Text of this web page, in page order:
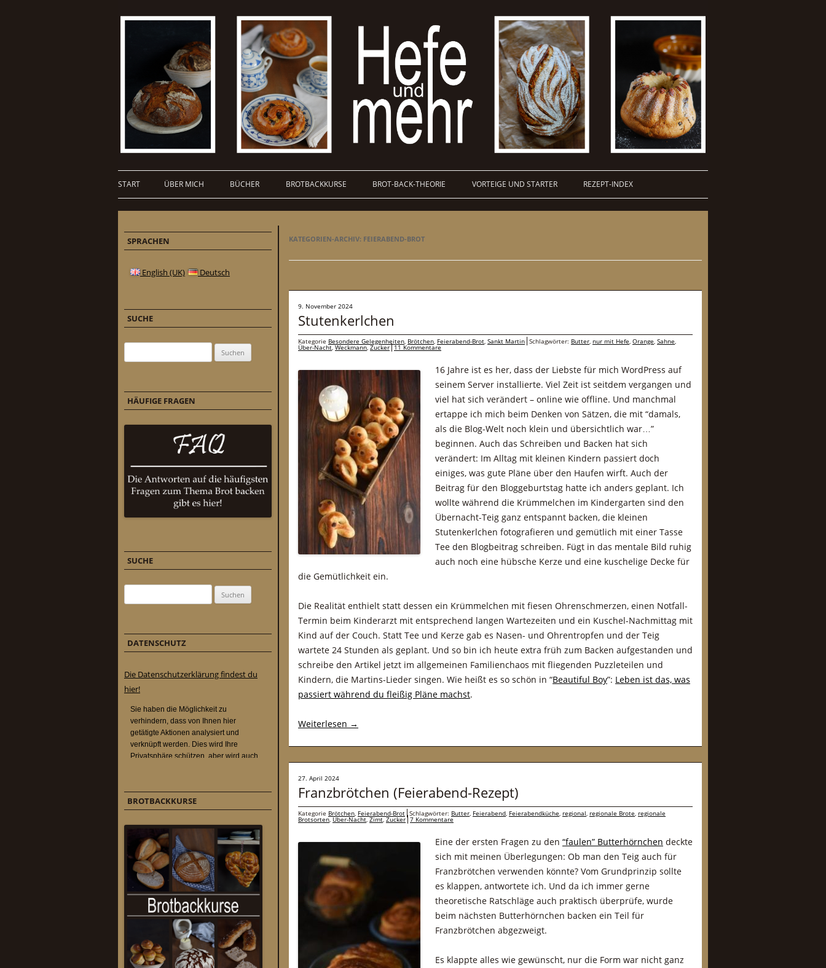
START ÜBER MICH BÜCHER BROTBACKKURSE BROT-BACK-THEORIE VORTEIGE UND STARTER REZEPT-INDEX
KATEGORIEN-ARCHIV: FEIERABEND-BROT
9. November 2024
Stutenkerlchen
Kategorie Besondere Gelegenheiten, Brötchen, Feierabend-Brot, Sankt Martin Schlagwörter: Butter, nur mit Hefe, Orange, Sahne,
Über-Nacht,Weckmann,Zucker 11 Kommentare
16 Jahre ist es her, dass der Liebste für mich WordPress auf
seinem Server installierte. Viel Zeit ist seitdem vergangen und
viel hat sich verändert – online wie offline. Und manchmal
ertappe ich mich beim Denken von Sätzen, die mit “damals,
als die Blog-Welt noch klein und übersichtlich war…”
beginnen. Auch das Schreiben und Backen hat sich
verändert: Im Alltag mit kleinen Kindern passiert doch
einiges, was gute Pläne über den Haufen wirft. Auch der
Beitrag für den Bloggeburtstag hatte ich anders geplant. Ich
wollte während die Krümmelchen im Kindergarten sind den
Übernacht-Teig ganz entspannt backen, die kleinen
Stutenkerlchen fotografieren und gemütlich mit einer Tasse
Tee den Blogbeitrag schreiben. Fügt in das mentale Bild ruhig
auch noch eine hübsche Kerze und eine kuschelige Decke für
die Gemütlichkeit ein.
Die Realität enthielt statt dessen ein Krümmelchen mit fiesen Ohrenschmerzen, einen Notfall-
Termin beim Kinderarzt mit entsprechend langen Wartezeiten und ein Kuschel-Nachmittag mit
Kind auf der Couch. Statt Tee und Kerze gab es Nasen- und Ohrentropfen und der Teig
wartete 24 Stunden als geplant. Und so bin ich heute extra früh zum Backen aufgestanden und
schreibe den Artikel jetzt im allgemeinen Familienchaos mit fliegenden Puzzleteilen und
Kindern, die Martins-Lieder singen. Wie heißt es so schön in “Beautiful Boy”: Leben ist das, was
passiert während du fleißig Pläne machst.
Weiterlesen →
27. April 2024
Franzbrötchen (Feierabend-Rezept)
Kategorie Brötchen, Feierabend-Brot Schlagwörter: Butter, Feierabend, Feierabendküche, regional, regionale Brote, regionale
Brotsorten,Über-Nacht,Zimt,Zucker 7 Kommentare
Eine der ersten Fragen zu den “faulen” Butterhörnchen deckte
sich mit meinen Überlegungen: Ob man den Teig auch für
Franzbrötchen verwenden könnte? Vom Grundprinzip sollte
es klappen, antwortete ich. Und da ich immer gerne
theoretische Ratschläge auch praktisch überprüfe, wurde
beim nächsten Butterhörnchen backen ein Teil für
Franzbrötchen abgezweigt.
Es klappte alles wie gewünscht, nur die Form war nicht ganz
SPRACHEN
English (UK) Deutsch
SUCHE
HÄUFIGE FRAGEN
SUCHE
DATENSCHUTZ
Die Datenschutzerklärung findest du
hier!
BROTBACKKURSE